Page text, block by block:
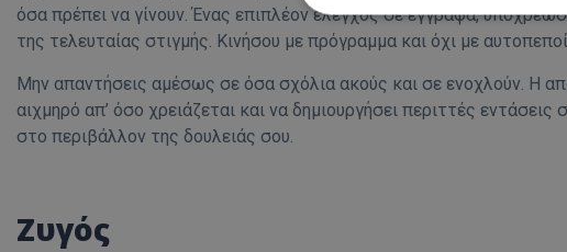
όσα πρέπει να γίνουν. Ένας επιπλέον έλεγχος σε έγγραφα,
της τελευταίας στιγμής. Κινήσου με πρόγραμμα και όχι με
Μην απαντήσεις αμέσως σε όσα σχόλια ακούς και σε ενοχλούν. Η
αιχμηρό απ’ όσο χρειάζεται και να δημιουργήσει περιττές
στο περιβάλλον της δουλειάς σου.
Ζυγός
Τα απολύτως απαραίτητα
διαχείριση λογαριασμού. Ο